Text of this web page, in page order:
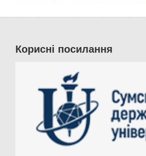
Корисні посилання